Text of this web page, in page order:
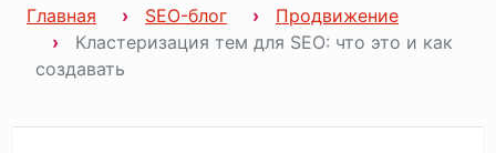
Главная SEO-блог
Продвижение
Кластеризация тем для SEO: что это и как
создавать